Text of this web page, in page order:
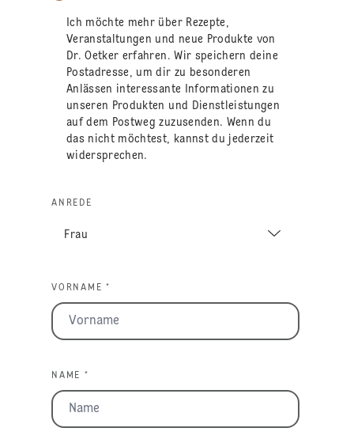
Ich möchte mehr über Rezepte,
Veranstaltungen und neue Produkte von
Dr. Oetker erfahren. Wir speichern deine
Postadresse, um dir zu besonderen
Anlässen interessante Informationen zu
unseren Produkten und Dienstleistungen
auf dem Postweg zuzusenden. Wenn du
das nicht möchtest, kannst du jederzeit
widersprechen.
ANREDE
VORNAME *
NAME *